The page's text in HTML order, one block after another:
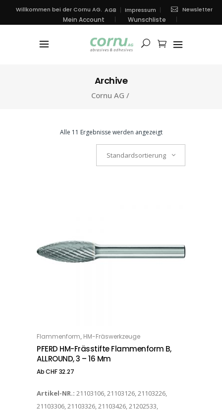
Willkommen bei der Cornu AG. AGB Impressum Newsletter
Mein Account Wunschliste
Archive
Cornu AG /
Alle 11 Ergebnisse werden angezeigt
Standardsortierung
OPTIONS
Flammenform, HM-Fräswerkzeuge
PFERD HM-Frässtifte Flammenform B,
ALLROUND, 3 – 16 Mm
AbCHF32.27
Artikel-NR.: 21103106, 21103126, 21103226,
21103306, 21103326, 21103426, 21202533,